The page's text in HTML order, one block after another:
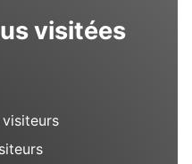
visitées